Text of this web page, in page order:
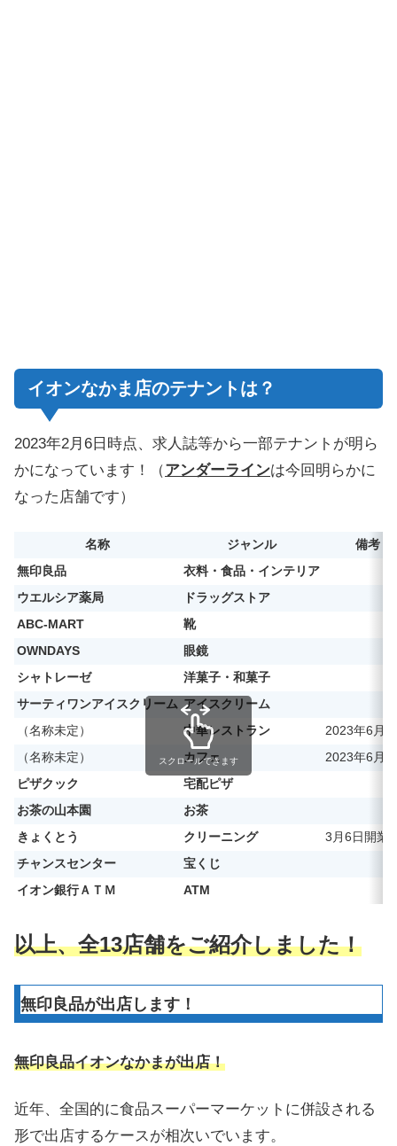
イオンなかま店のテナントは？
2023年2月6日時点、求人誌等から一部テナントが明ら
かになっています！（アンダーラインは今回明らかに
なった店舗です）
名称 ジャンル
備考
無印良品
衣料・食品・インテリア
ウエルシア薬局
ドラッグストア
ABC-MART
靴
OWNDAYS
眼鏡
シャトレーゼ
洋菓子・和菓子
サーティワンアイスクリーム アイスクリーム
（名称未定）
中華レストラン
2023年6月
（名称未定）
カフェ
2023年6月
ピザクック
宅配ピザ
お茶の山本園
お茶
きょくとう
クリーニング
3月6日開業
チャンスセンター
宝くじ
イオン銀行ＡＴＭ
ATM
スクロールできます
以上、全13店舗をご紹介しました！
無印良品が出店します！
無印良品イオンなかまが出店！
近年、全国的に食品スーパーマーケットに併設される
形で出店するケースが相次いでいます。